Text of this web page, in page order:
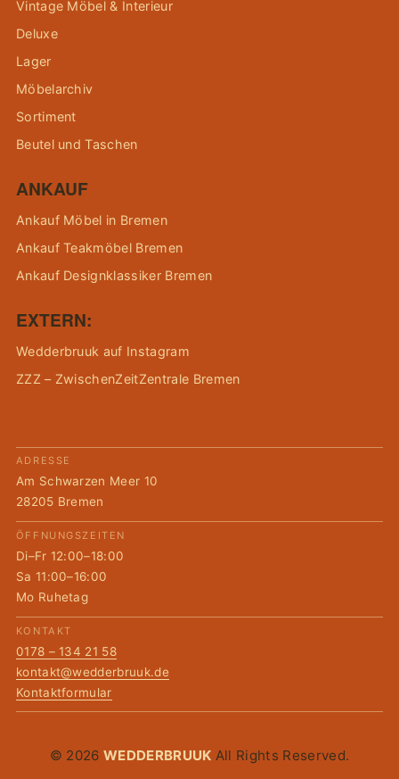
Vintage Möbel & Interieur
Deluxe
Lager
Möbelarchiv
Sortiment
Beutel und Taschen
ANKAUF
Ankauf Möbel in Bremen
Ankauf Teakmöbel Bremen
Ankauf Designklassiker Bremen
EXTERN:
Wedderbruuk auf Instagram
ZZZ – ZwischenZeitZentrale Bremen
ADRESSE
Am Schwarzen Meer 10
28205 Bremen
ÖFFNUNGSZEITEN
Di–Fr 12:00–18:00
Sa 11:00–16:00
Mo Ruhetag
KONTAKT
0178 – 134 21 58
kontakt@wedderbruuk.de
Kontaktformular
© 2026 WEDDERBRUUK All Rights Reserved.